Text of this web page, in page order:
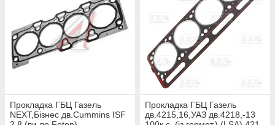
Прокладка ГБЦ Газель
NEXT,Бізнес дв.Cummins ISF
Прокладка ГБЦ Газель
дв.4215,16,УАЗ дв.4218,-13